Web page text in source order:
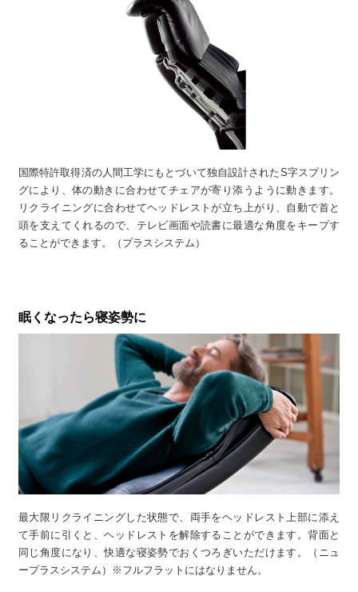
国際特許取得済の人間工学にもとづいて独自設計されたS字スプリン
グにより、体の動きに合わせてチェアが寄り添うように動きます。
リクライニングに合わせてヘッドレストが立ち上がり、自動で首と
頭を支えてくれるので、テレビ画面や読書に最適な角度をキープす
ることができます。（プラスシステム）
眠くなったら寝姿勢に
最大限リクライニングした状態で、両手をヘッドレスト上部に添え
て手前に引くと、ヘッドレストを解除することができます。背面と
同じ角度になり、快適な寝姿勢でおくつろぎいただけます。（ニュ
ープラスシステム）※フルフラットにはなりません。